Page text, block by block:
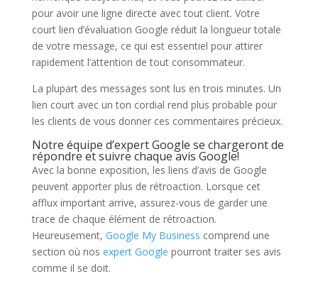
pour avoir une ligne directe avec tout client. Votre
court lien d’évaluation Google réduit la longueur totale
de votre message, ce qui est essentiel pour attirer
rapidement l’attention de tout consommateur.
La plupart des messages sont lus en trois minutes. Un
lien court avec un ton cordial rend plus probable pour
les clients de vous donner ces commentaires précieux.
Notre équipe d’expert Google se chargeront de
répondre et suivre chaque avis Google!
Avec la bonne exposition, les liens d’avis de Google
peuvent apporter plus de rétroaction. Lorsque cet
afflux important arrive, assurez-vous de garder une
trace de chaque élément de rétroaction.
Heureusement, Google My Business comprend une
section où nos expert Google pourront traiter ses avis
comme il se doit.